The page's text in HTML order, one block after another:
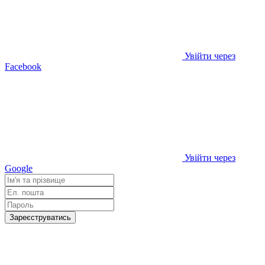
Увійти через
Facebook
Увійти через
Google
Зареєструватись